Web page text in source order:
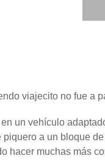
viajecito no fue a
en un vehículo
piquero a un bloque
hacer muchas más